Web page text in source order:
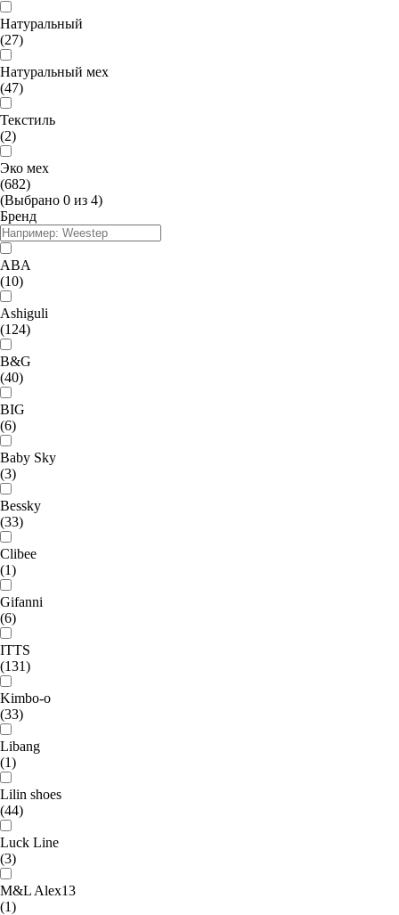
Натуральный
(27)
Натуральный мех
(47)
Текстиль
(2)
Эко мех
(682)
(Выбрано 0 из 4)
Бренд
ABA
(10)
Ashiguli
(124)
B&G
(40)
BIG
(6)
Baby Sky
(3)
Bessky
(33)
Clibee
(1)
Gifanni
(6)
ITTS
(131)
Kimbo-o
(33)
Libang
(1)
Lilin shoes
(44)
Luck Line
(3)
M&L Alex13
(1)